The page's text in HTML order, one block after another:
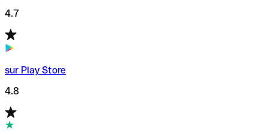
4.7
sur Play Store
4.8